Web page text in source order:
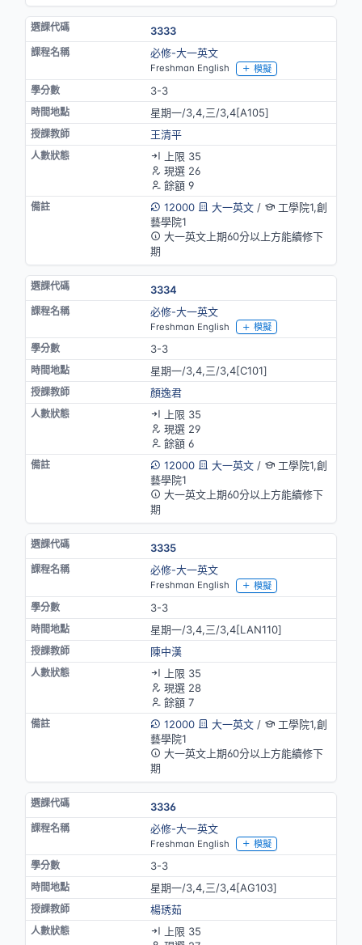
3333
必修-大一英文
Freshman English 模擬
3-3
星期一/3,4,三/3,4[A105]
王清平
上限 35
現選 26
餘額 9
12000
大一英文/
工學院1,創
藝學院1
大一英文上期60分以上方能續修下
期
3334
必修-大一英文
Freshman English 模擬
3-3
星期一/3,4,三/3,4[C101]
顏逸君
上限 35
現選 29
餘額 6
12000
大一英文/
工學院1,創
藝學院1
大一英文上期60分以上方能續修下
期
3335
必修-大一英文
Freshman English 模擬
3-3
星期一/3,4,三/3,4[LAN110]
陳中漢
上限 35
現選 28
餘額 7
12000
大一英文/
工學院1,創
藝學院1
大一英文上期60分以上方能續修下
期
3336
必修-大一英文
Freshman English 模擬
3-3
星期一/3,4,三/3,4[AG103]
楊琇茹
上限 35